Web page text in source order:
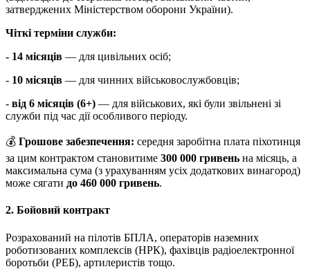
затверджених Міністерством оборони України).
Чіткі терміни служби:
- 14 місяців — для цивільних осіб;
- 10 місяців — для чинних військовослужбовців;
- від 6 місяців (6+) — для військових, які були звільнені зі
служби під час дії особливого періоду.
💰 Грошове забезпечення: середня заробітна плата піхотинця
за цим контрактом становитиме 300 000 гривень на місяць, а
максимальна сума (з урахуванням усіх додаткових винагород)
може сягати до 460 000 гривень.
2. Бойовий контракт
Розрахований на пілотів БПЛА, операторів наземних
роботизованих комплексів (НРК), фахівців радіоелектронної
боротьби (РЕБ), артилеристів тощо.